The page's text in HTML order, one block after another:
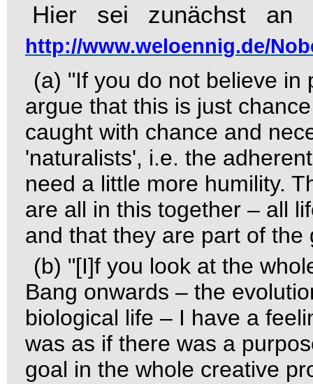
Hier sei zunächst an
http://www.weloennig.de/
(a) "If you do not believe in
argue that this is just
caught with chance and
'naturalists', i.e. the
need a little more humility.
are all in this together – all
and that they are part of the
(b) "[I]f you look at the
Bang onwards – the
biological life – I have a
was as if there was a
goal in the whole creative